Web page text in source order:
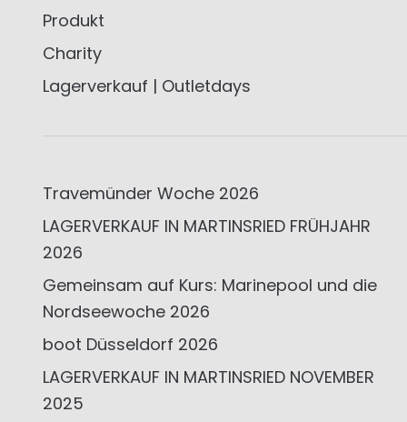
Produkt
Charity
Lagerverkauf | Outletdays
Travemünder Woche 2026
LAGERVERKAUF IN MARTINSRIED FRÜHJAHR
2026
Gemeinsam auf Kurs: Marinepool und die
Nordseewoche 2026
boot Düsseldorf 2026
LAGERVERKAUF IN MARTINSRIED NOVEMBER
2025